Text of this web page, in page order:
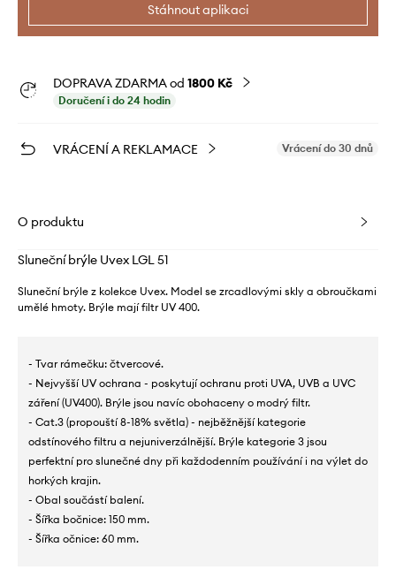
Stáhnout aplikaci
DOPRAVA ZDARMA od 1800 Kč
Doručení i do 24 hodin
VRÁCENÍ A REKLAMACE Vrácení do 30 dnů
O produktu
Sluneční brýle Uvex LGL 51
Sluneční brýle z kolekce Uvex. Model se zrcadlovými skly a obroučkami
umělé hmoty. Brýle mají filtr UV 400.
- Tvar rámečku: čtvercové.
- Nejvyšší UV ochrana - poskytují ochranu proti UVA, UVB a UVC
záření (UV400). Brýle jsou navíc obohaceny o modrý filtr.
- Cat.3 (propouští 8-18% světla) - nejběžnější kategorie
odstínového filtru a nejuniverzálnější. Brýle kategorie 3 jsou
perfektní pro slunečné dny při každodenním používání i na výlet do
horkých krajin.
- Obal součástí balení.
- Šířka bočnice: 150 mm.
- Šířka očnice: 60 mm.